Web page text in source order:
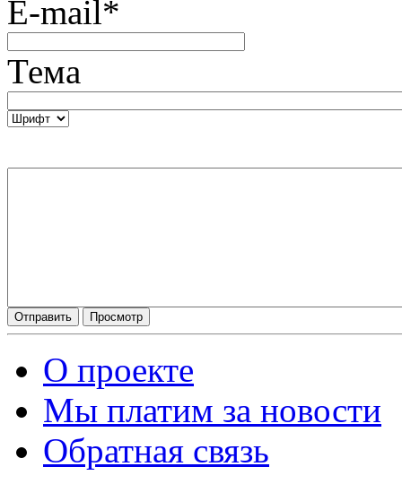
E-mail*
Тема
О проекте
Мы платим за новости
Обратная связь